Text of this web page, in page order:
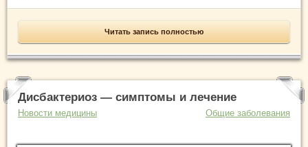
Читать запись полностью
Дисбактериоз — симптомы и лечение
Новости медицины Общие заболевания